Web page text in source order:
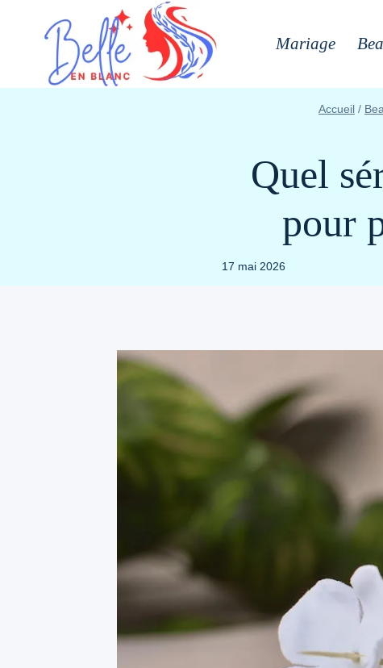
Mariage
Accueil /
Quel
pour
17 mai 2026